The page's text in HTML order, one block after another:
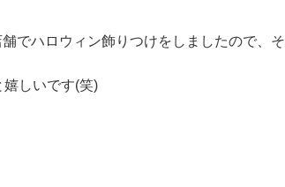
でハロウィン飾りつけをしましたので、
しいです(笑)